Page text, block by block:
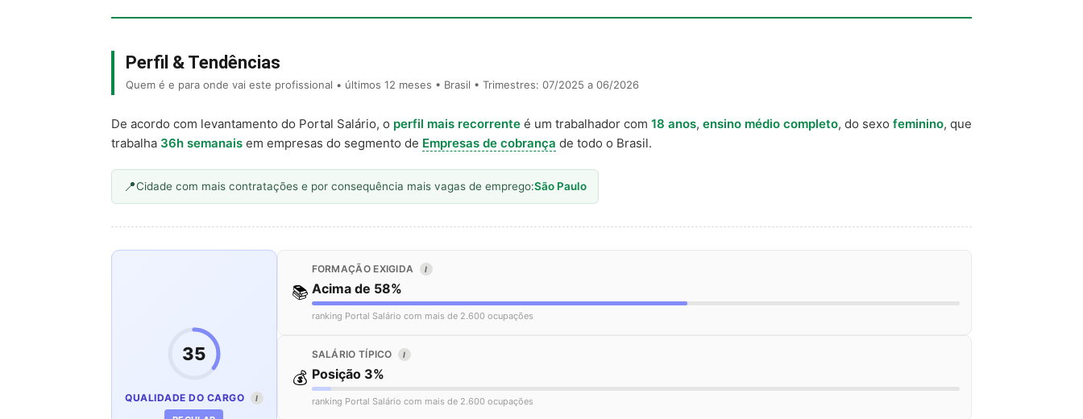
Perfil & Tendências
Quem é e para onde vai este profissional • últimos 12 meses • Brasil • Trimestres: 07/2025 a 06/2026
De acordo com levantamento do Portal Salário, o perfil mais recorrente é um trabalhador com 18 anos, ensino médio completo, do sexo feminino, que
trabalha 36h semanais em empresas do segmento de Empresas de cobrança de todo o Brasil.
Cidade com mais contratações e por consequência mais vagas de emprego:São Paulo
35
QUALIDADE DO CARGO I
📚
FORMAÇÃO EXIGIDA I
Acima de 58%
ranking Portal Salário com mais de 2.600 ocupações
💰
SALÁRIO TÍPICO I
Posição 3%
ranking Portal Salário com mais de 2.600 ocupações